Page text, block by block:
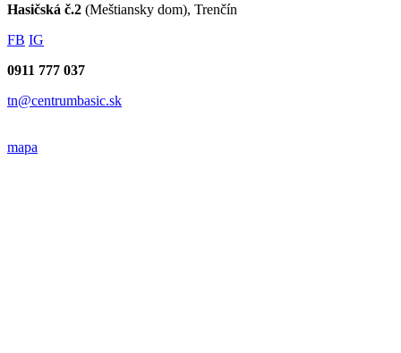
Hasičská č.2 (Meštiansky dom), Trenčín
FB IG
0911 777 037
tn@centrumbasic.sk
mapa